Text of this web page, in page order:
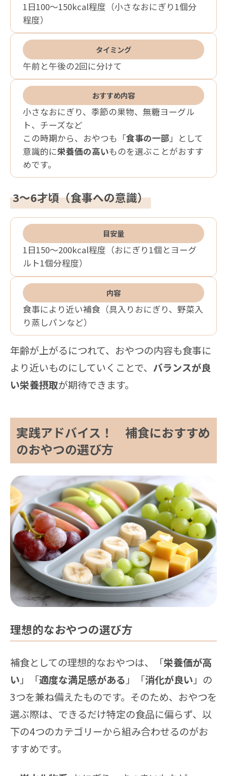
1日100〜150kcal程度（小さなおにぎり1個分
程度）
タイミング
午前と午後の2回に分けて
おすすめ内容
小さなおにぎり、季節の果物、無糖ヨーグル
ト、チーズなど
この時期から、おやつも「食事の一部」として
意識的に栄養価の高いものを選ぶことがおすす
めです。
3～6才頃（食事への意識）
目安量
1日150〜200kcal程度（おにぎり1個とヨーグ
ルト1個分程度）
内容
食事により近い補食（具入りおにぎり、野菜入
り蒸しパンなど）
年齢が上がるにつれて、おやつの内容も食事に
より近いものにしていくことで、 バランスが良
い栄養摂取が期待できます。
実践アドバイス！ 補食におすすめ
のおやつの選び方
理想的なおやつの選び方
補食としての理想的なおやつは、「栄養価が高
い」「適度な満足感がある」「消化が良い」の
3つを兼ね備えたものです。そのため、おやつを
選ぶ際は、できるだけ特定の食品に偏らず、以
下の4つのカテゴリーから組み合わせるのがお
すすめです。